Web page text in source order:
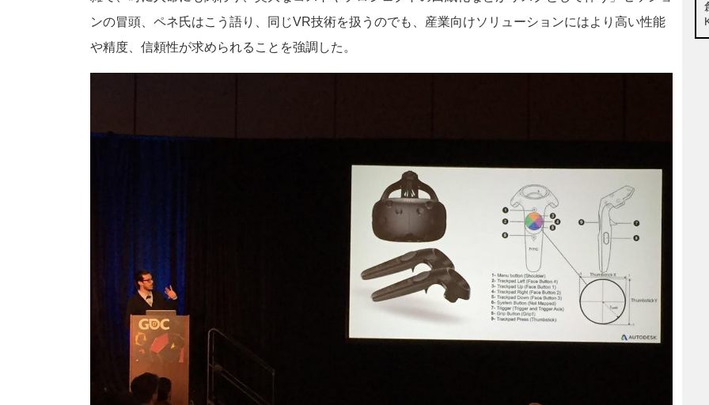
ンの冒頭、ペネ氏はこう語り、同じVR技術を扱うのでも、産業向けソリューションにはより高い性能
や精度、信頼性が求められることを強調した。